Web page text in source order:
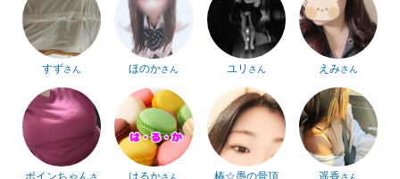
すずさん ほのかさん ユリ さん えみさん
ボインちゃんさ
はるかさん
椿☆愚の骨頂
遥香さん